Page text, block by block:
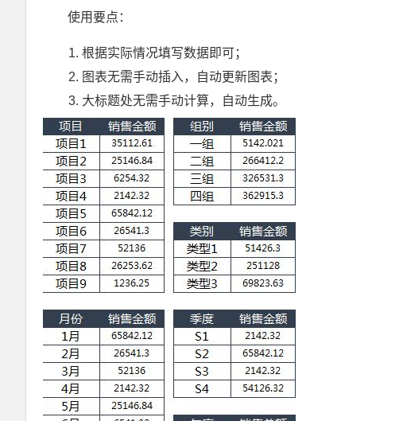
使用要点：
根据实际情况填写数据即可；
图表无需手动插入，自动更新图表；
大标题处无需手动计算，自动生成。
Excel VBA超级拼音输入提示组件V3.2 兼容单元格+控件+窗体 郑广学 VBA 拼音输入提示